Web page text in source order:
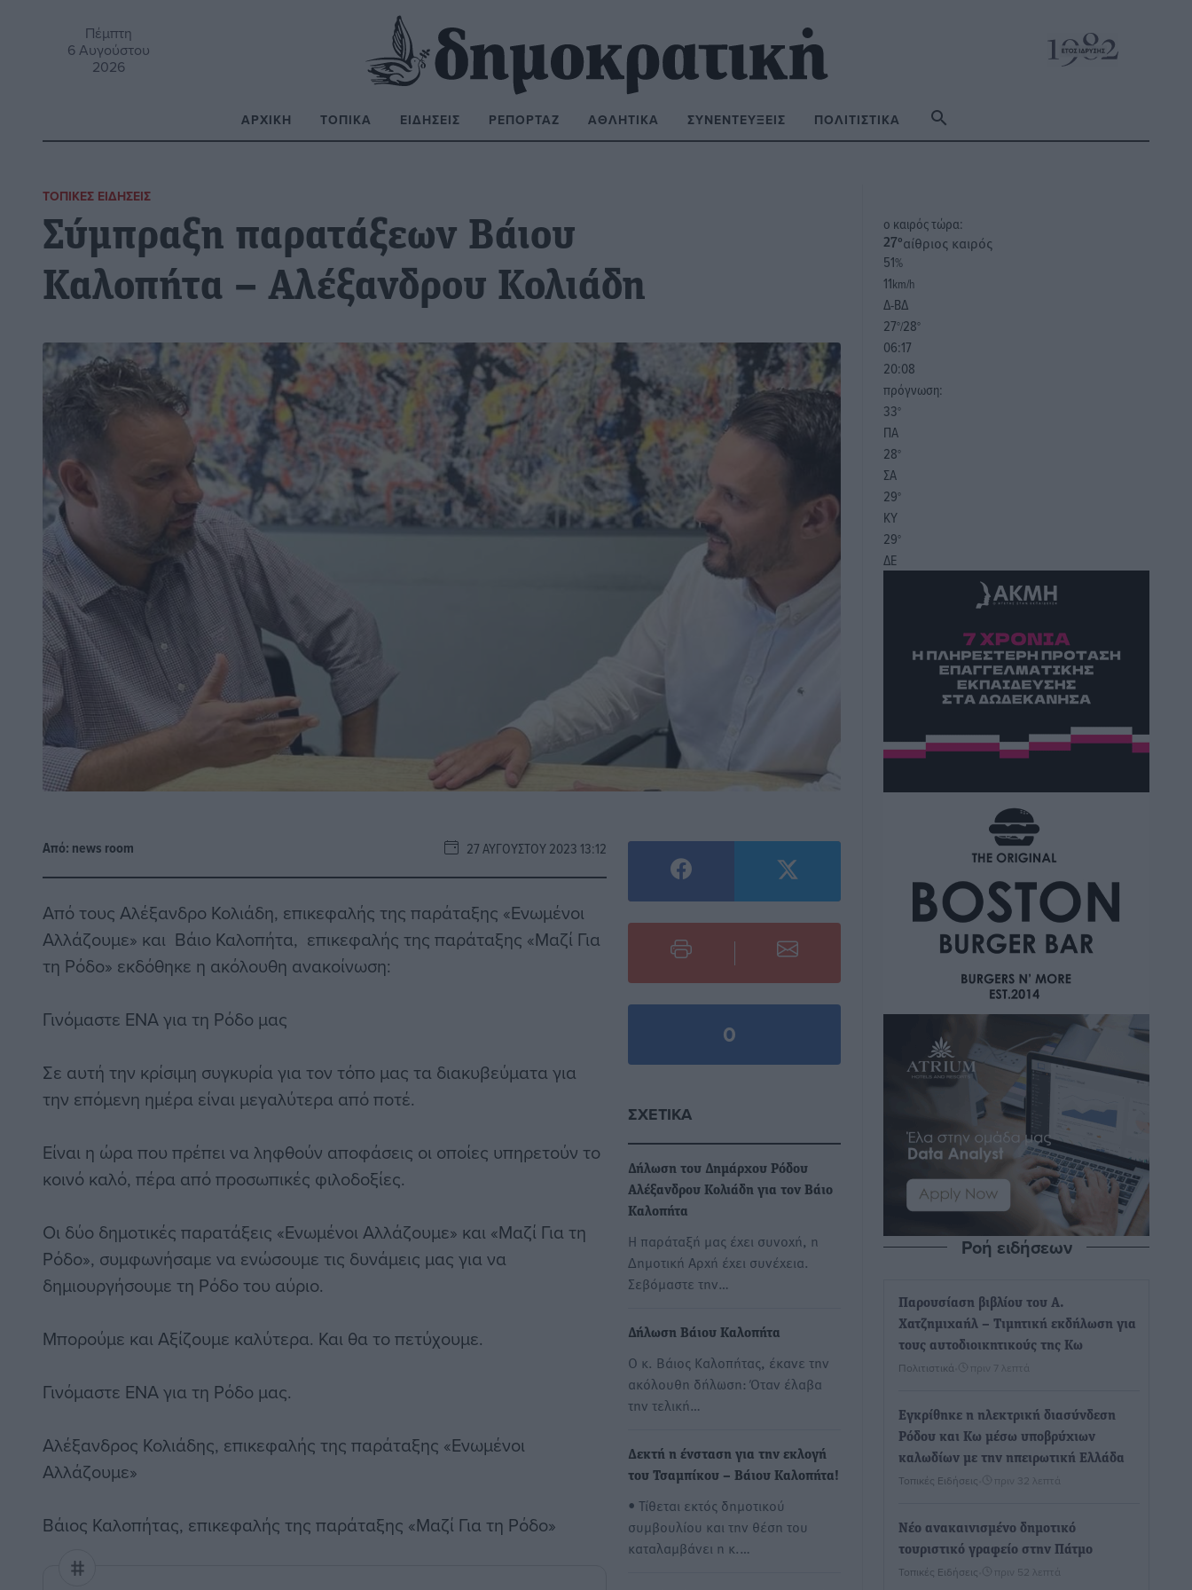
Πέμπτη
6 Αυγούστου
2026
ΑΡΧΙΚΉ ΤΟΠΙΚΆ ΕΙΔΉΣΕΙΣ ΡΕΠΟΡΤΆΖ ΑΘΛΗΤΙΚΆ ΣΥΝΕΝΤΕΎΞΕΙΣ ΠΟΛΙΤΙΣΤΙΚΆ
ΤΟΠΙΚΈΣ ΕΙΔΉΣΕΙΣ
Σύμπραξη παρατάξεων Βάιου
Καλοπήτα – Αλέξανδρου Κολιάδη
Από: news room 27 ΑΥΓΟΎΣΤΟΥ 2023 13:12
Από τους Αλέξανδρο Κολιάδη, επικεφαλής της παράταξης «Ενωμένοι
Αλλάζουμε» και Βάιο Καλοπήτα, επικεφαλής της παράταξης «Μαζί Για
τη Ρόδο» εκδόθηκε η ακόλουθη ανακοίνωση:
Γινόμαστε ΕΝΑ για τη Ρόδο μας
Σε αυτή την κρίσιμη συγκυρία για τον τόπο μας τα διακυβεύματα για
την επόμενη ημέρα είναι μεγαλύτερα από ποτέ.
Είναι η ώρα που πρέπει να ληφθούν αποφάσεις οι οποίες υπηρετούν το
κοινό καλό, πέρα από προσωπικές φιλοδοξίες.
Οι δύο δημοτικές παρατάξεις «Ενωμένοι Αλλάζουμε» και «Μαζί Για τη
Ρόδο», συμφωνήσαμε να ενώσουμε τις δυνάμεις μας για να
δημιουργήσουμε τη Ρόδο του αύριο.
Μπορούμε και Αξίζουμε καλύτερα. Και θα το πετύχουμε.
Γινόμαστε ΕΝΑ για τη Ρόδο μας.
Αλέξανδρος Κολιάδης, επικεφαλής της παράταξης «Ενωμένοι
Αλλάζουμε»
Βάιος Καλοπήτας, επικεφαλής της παράταξης «Μαζί Για τη Ρόδο»
0
ΣΧΕΤΙΚΆ
Δήλωση του Δημάρχου Ρόδου
Αλέξανδρου Κολιάδη για τον Βάιο
Καλοπήτα
Η παράταξή μας έχει συνοχή, η
Δημοτική Αρχή έχει συνέχεια.
Σεβόμαστε την…
Δήλωση Βάιου Καλοπήτα
Ο κ. Βάιος Καλοπήτας, έκανε την
ακόλουθη δήλωση: Όταν έλαβα
την τελική…
Δεκτή η ένσταση για την εκλογή
του Τσαμπίκου – Βάιου Καλοπήτα!
• Τίθεται εκτός δημοτικού
συμβουλίου και την θέση του
καταλαμβάνει η κ.…
o καιρός τώρα:
27°αίθριος καιρός
51%
11km/h
Δ-ΒΔ
27°/28°
06:17
20:08
πρόγνωση:
33°
ΠΑ
28°
ΣΑ
29°
ΚΥ
29°
ΔΕ
Ροή ειδήσεων
Παρουσίαση βιβλίου του Α.
Χατζημιχαήλ – Τιμητική εκδήλωση για
τους αυτοδιοικητικούς της Κω
Πολιτιστικά πριν 7 λεπτά
Εγκρίθηκε η ηλεκτρική διασύνδεση
Ρόδου και Κω μέσω υποβρύχιων
καλωδίων με την ηπειρωτική Ελλάδα
Τοπικές Ειδήσεις πριν 32 λεπτά
Νέο ανακαινισμένο δημοτικό
τουριστικό γραφείο στην Πάτμο
Τοπικές Ειδήσεις πριν 52 λεπτά